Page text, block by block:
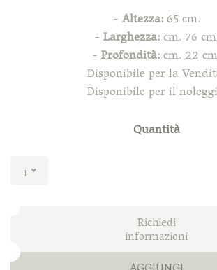
-Altezza:65 cm.
-Larghezza:cm. 76
-Profondità:cm. 22
Disponibile per la
Disponibile per il
Quantità
1
Richiedi
informazioni